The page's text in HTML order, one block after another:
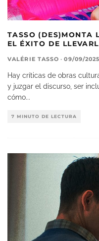
TASSO (DES)MONTA
EL ÉXITO DE
VALÉRIE TASSO · 09/09/2025
Hay críticas de obras
y juzgar el discurso, ser
cómo...
7 MINUTO DE LECTURA